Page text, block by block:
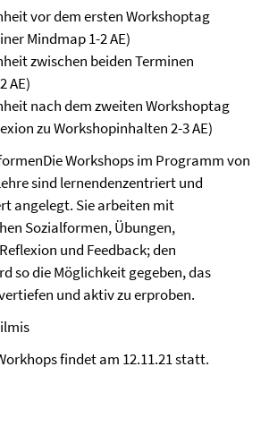
vor dem ersten Workshoptag
Mindmap 1-2 AE)
zwischen beiden Terminen
AE)
nach dem zweiten Workshoptag
zu Workshopinhalten 2-3 AE)
Workshops im Programm von
sind lernendenzentriert und
angelegt. Sie arbeiten mit
Sozialformen, Übungen,
und Feedback; den
so die Möglichkeit gegeben, das
und aktiv zu erproben.
findet am 12.11.21 statt.